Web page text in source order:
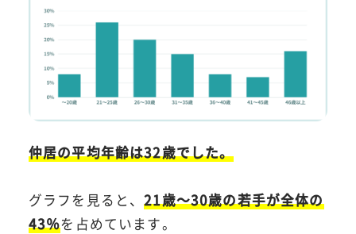
仲居の平均年齢は32歳でした。
グラフを見ると、21歳～30歳の若手が全体の
43％を占めています。